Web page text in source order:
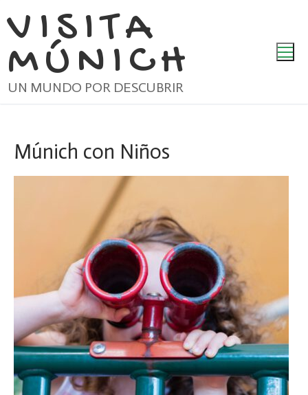
al
contenido
VISITA
MÚNICH
UN MUNDO POR DESCUBRIR
Múnich con Niños